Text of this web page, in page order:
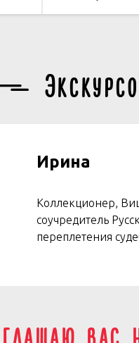
Ирина
Коллекционер,
соучредитель
переплетения